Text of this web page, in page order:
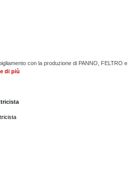
con la produzione di PANNO, FELTRO e
di più